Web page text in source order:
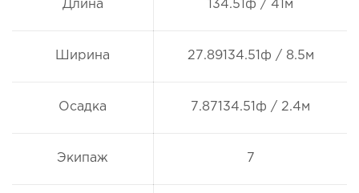
Длина 134.51ф / 41м
Ширина 27.89134.51ф / 8.5м
Осадка 7.87134.51ф / 2.4м
Экипаж 7